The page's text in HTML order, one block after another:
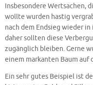
Insbesondere Wertsachen,
wollte wurden hastig
nach dem Endsieg wieder
daher sollten diese
zugänglich bleiben. Gerne
einem markanten Baum auf
Ein sehr gutes Beispiel ist